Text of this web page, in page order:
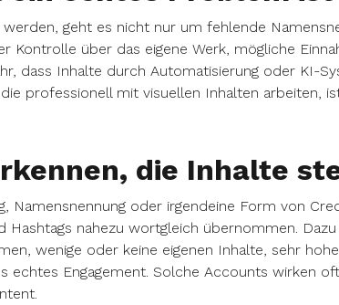
geht es nicht nur um fehlende
Kontrolle über das eigene Werk, mögliche
dass Inhalte durch Automatisierung oder KI-
professionell mit visuellen Inhalten arbeiten,
die Inhalte
Namensnennung oder irgendeine Form von
nahezu wortgleich übernommen.
wenige oder keine eigenen Inhalte, sehr
echtes Engagement. Solche Accounts wirken